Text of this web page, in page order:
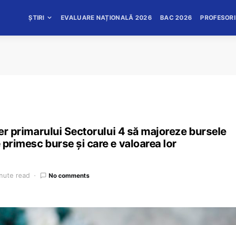
ȘTIRI EVALUARE NAȚIONALĂ 2026 BAC 2026 PROFESORI
primarului Sectorului 4 să majoreze bursele
burse și care e valoarea lor
read No comments